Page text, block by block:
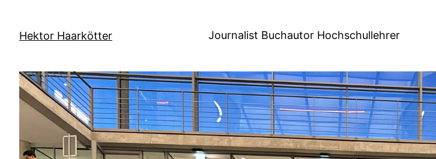
InhaltHektor Haarkötter Journalist Buchautor Hochschullehrer